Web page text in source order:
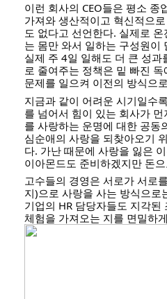
이런 회사의 CEO들은 평소
가져와 생산적이고 혁신적으
도 없다고 선언한다. 실제로
는 몸만 와서 일하는 구성원이
실제 주 4일 일해도 더 큰 성
로 줄여주는 정책은 밑 빠진
문제를 일으켜 이전의 방식으
지금과 같이 어려운 시기일수
를 넘어서 힘이 있는 회사가
를 사랑하는 운명에 대한 공동
심순애의 사랑을 되찾아오기
다. 가난 때문에 사랑을 잃은
이아몬드도 준비하겠지만 돈
고수들의 경영은 서로가 서로
지)으로 사랑을 사는 방식으
기업의 HR 담당자들도 지각
체험을 가져오는 지를 면밀하